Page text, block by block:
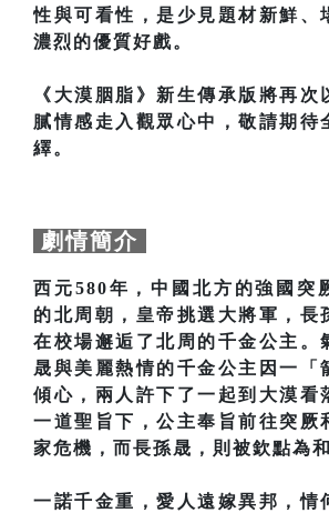
性與可看性，是少見題材新鮮、
濃烈的優質好戲。
《大漠胭脂》新生傳承版將再次
膩情感走入觀眾心中，敬請期待
繹。
劇情簡介
西元580年，中國北方的強國突
的北周朝，皇帝挑選大將軍，長
在校場邂逅了北周的千金公主。
晟與美麗熱情的千金公主因一「
傾心，兩人許下了一起到大漠看
一道聖旨下，公主奉旨前往突厥
家危機，而長孫晟，則被欽點為
一諾千金重，愛人遠嫁異邦，情